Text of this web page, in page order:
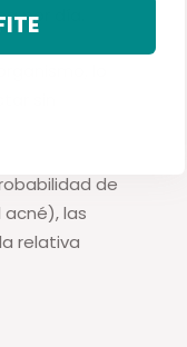
por día.
lo
de
las
relativa